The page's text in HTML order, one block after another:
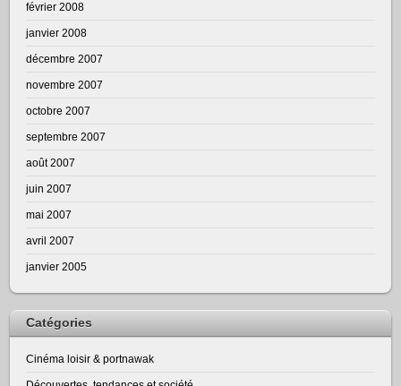
février 2008
janvier 2008
décembre 2007
novembre 2007
octobre 2007
septembre 2007
août 2007
juin 2007
mai 2007
avril 2007
janvier 2005
Catégories
Cinéma loisir & portnawak